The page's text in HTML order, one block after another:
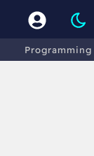
Programming